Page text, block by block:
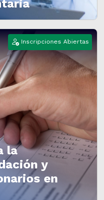
Inscripciones Abiertas
la
y
en